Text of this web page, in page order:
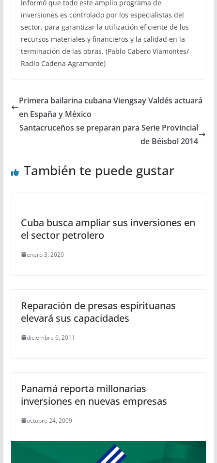
informó que todo este amplio programa de
inversiones es controlado por los especialistas del
sector, para garantizar la utilización eficiente de los
recursos materiales y financieros y la calidad en la
terminación de las obras. (Pablo Cabero Viamontes/
Radio Cadena Agramonte)
Primera bailarina cubana Viengsay Valdés actuará
en España y México
Santacruceños se preparan para Serie Provincial
de Béisbol 2014
También te puede gustar
Cuba busca ampliar sus inversiones en
el sector petrolero
enero 3, 2020
Reparación de presas espirituanas
elevará sus capacidades
diciembre 6, 2011
Panamá reporta millonarias
inversiones en nuevas empresas
octubre 24, 2009